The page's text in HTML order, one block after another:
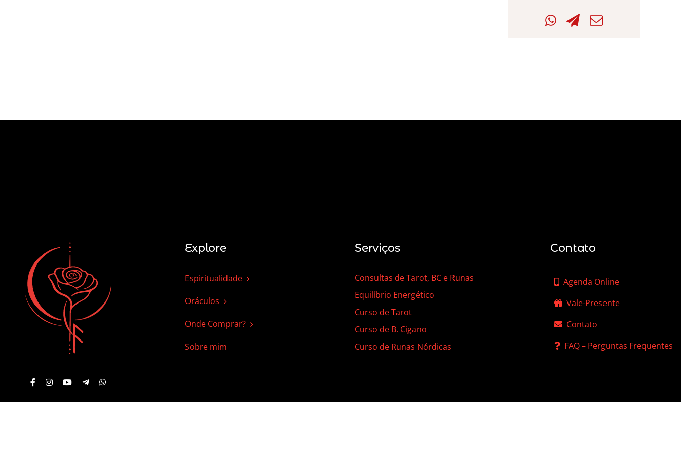
Explore
Espiritualidade
Oráculos
Onde Comprar?
Sobre mim
Serviços
Consultas de Tarot, BC e Runas
Equilíbrio Energético
Curso de Tarot
Curso de B. Cigano
Curso de Runas Nórdicas
Contato
Agenda Online
Vale-Presente
Contato
FAQ – Perguntas Frequentes